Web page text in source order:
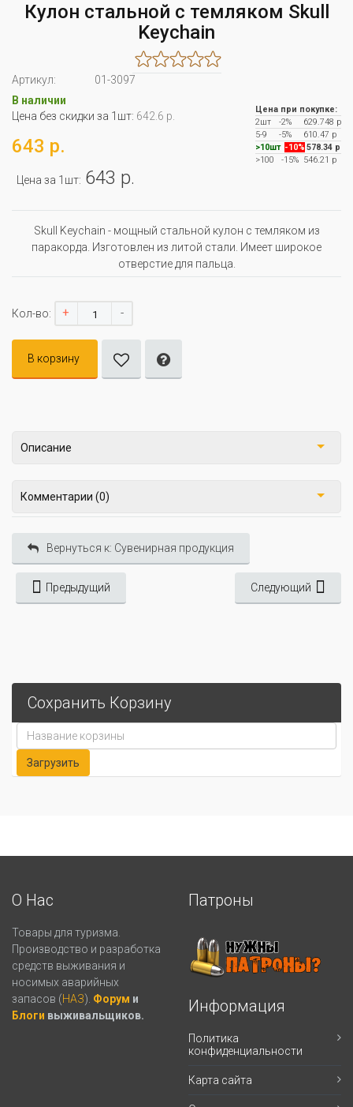
Кулон стальной с темляком Skull
Keychain
Артикул:
01-3097
В наличии
Цена без скидки за 1шт: 642.6 р.
643 р.
Цена за 1шт: 643 р.
Цена при покупке:
2шт
-2%
629.748 р
5-9
-5%
610.47 р
>10шт -10% 578.34 р
>100
-15% 546.21 р
Skull Keychain - мощный стальной кулон с темляком из
паракорда. Изготовлен из литой стали. Имеет широкое
отверстие для пальца.
Кол-во: + -
В корзину
Описание
Комментарии (0)
Вернуться к: Сувенирная продукция
Предыдущий Следующий
Сохранить Корзину
О Нас
Товары для туризма.
Производство и разработка
средств выживания и
носимых аварийных
запасов (НАЗ). Форум и
Блоги выживальщиков.
Патроны
Информация
Политика
конфиденциальности
Карта сайта